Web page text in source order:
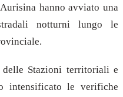
hanno avviato una
notturni lungo le
Stazioni territoriali e
intensificato le verifiche